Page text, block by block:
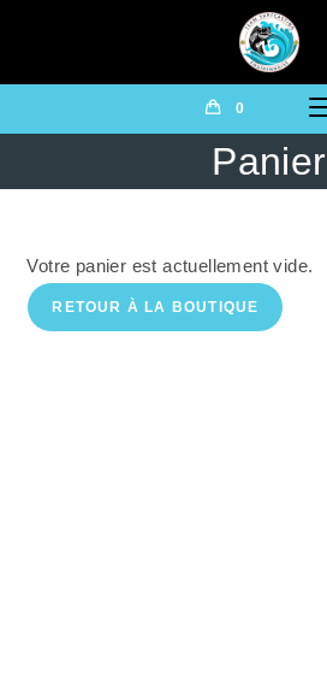
0
Panier
Votre panier est actuellement vide.
RETOUR À LA BOUTIQUE